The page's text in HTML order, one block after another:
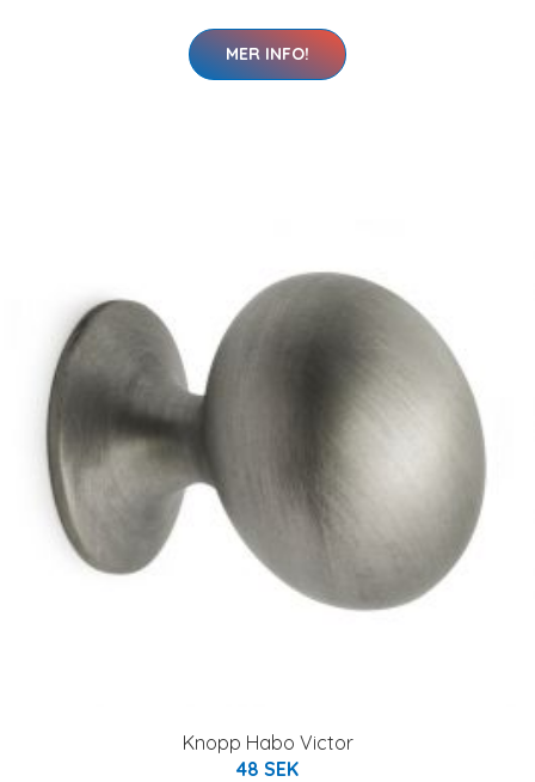
MER INFO!
Knopp Habo Victor
48 SEK